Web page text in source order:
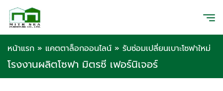
หน้าแรก » แคตตาล็อกออนไลน์ » รับซ่อมเปลี่ยนเบาะโซฟาใหม่
โรงงานผลิตโซฟา มิตรซี เฟอร์นิเจอร์